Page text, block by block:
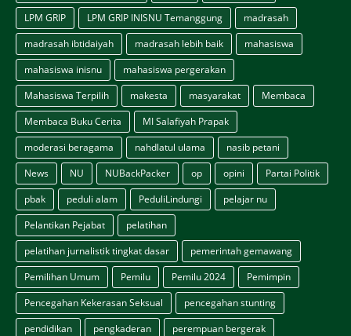
LPM GRIP
LPM GRIP INISNU Temanggung
madrasah
madrasah ibtidaiyah
madrasah lebih baik
mahasiswa
mahasiswa inisnu
mahasiswa pergerakan
Mahasiswa Terpilih
makesta masyarakat
Membaca
Membaca Buku Cerita
MI Salafiyah Prapak
moderasi beragama
nahdlatul ulama
nasib petani
News
NU NUBackPacker op opini
Partai Politik
pbak
peduli alam PeduliLindungi
pelajar nu
Pelantikan Pejabat
pelatihan
pelatihan jurnalistik tingkat dasar
pemerintah gemawang
Pemilihan Umum
Pemilu Pemilu 2024
Pemimpin
Pencegahan Kekerasan Seksual
pencegahan stunting
pendidikan
pengkaderan
perempuan bergerak